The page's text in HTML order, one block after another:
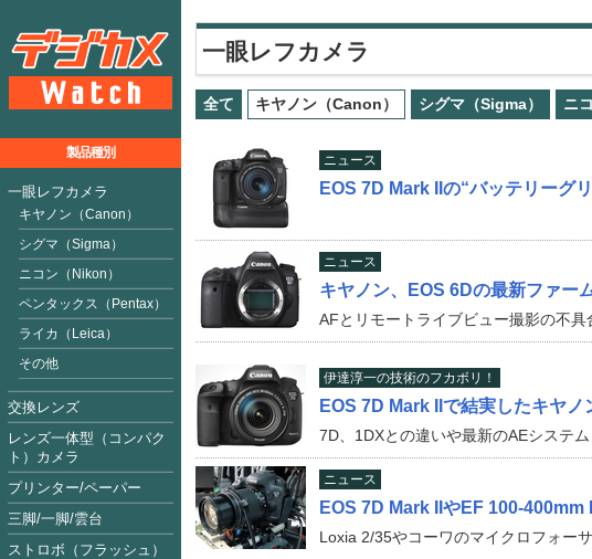
一眼レフカメラ
全て キヤノン（Canon） シグマ（Sigma） ニ
ニュース
EOS 7D Mark IIの“バッテリーグ
ニュース
キヤノン、EOS 6Dの最新ファー
AFとリモートライブビュー撮影の不具
伊達淳一の技術のフカボリ！
EOS 7D Mark IIで結実したキヤ
7D、1DXとの違いや最新のAEシステム
ニュース
EOS 7D Mark IIやEF 100-
Loxia 2/35やコーワのマイクロフォー
製品種別
一眼レフカメラ
キヤノン（Canon）
シグマ（Sigma）
ニコン（Nikon）
ペンタックス（Pentax）
ライカ（Leica）
その他
交換レンズ
レンズ一体型（コンパク
ト）カメラ
プリンター/ペーパー
三脚/一脚/雲台
ストロボ（フラッシュ）